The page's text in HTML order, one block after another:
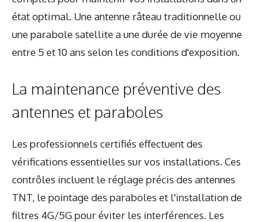
état optimal. Une antenne râteau traditionnelle ou
une parabole satellite a une durée de vie moyenne
entre 5 et 10 ans selon les conditions d'exposition.
La maintenance préventive des
antennes et paraboles
Les professionnels certifiés effectuent des
vérifications essentielles sur vos installations. Ces
contrôles incluent le réglage précis des antennes
TNT, le pointage des paraboles et l'installation de
filtres 4G/5G pour éviter les interférences. Les